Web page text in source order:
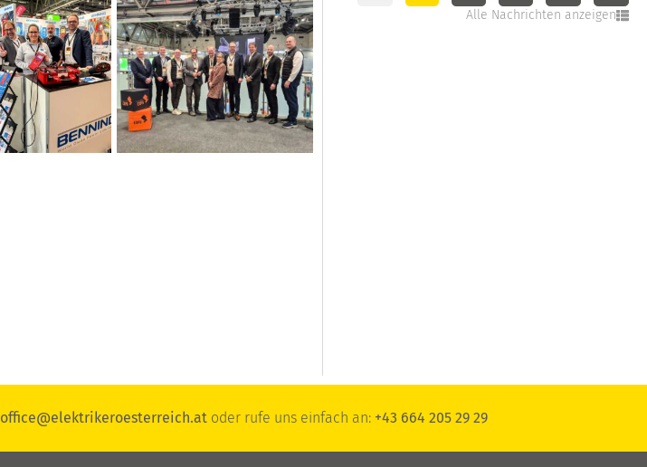
Alle Nachrichten anzeigen
office@elektrikeroesterreich.atoder rufe uns einfach an: +43 664 205 29 29